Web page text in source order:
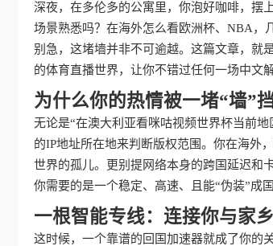
深夜，在多伦多的公寓里，你泡好咖啡，摆
场景熟悉吗？在海外怎么看欧洲杯、NBA，
别急，这堵墙并非不可逾越。这篇文章，就
的体育直播世界，让你不错过任何一场中文
为什么你的热情被一堵“墙”
无论是“在澳大利亚看咪咕视频世界杯当前地
的IP地址所在地来判断版权范围。你在海外
世界的孤儿。更别提网络本身的跨国延迟和
你需要的是一个稳定、高速、且能“伪装”成
一根智能专线：连接你与家
这时候，一个靠谱的回国加速器就成了你的